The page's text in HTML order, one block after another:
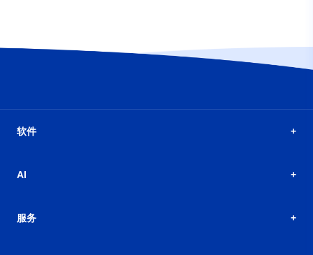
软件
AI
服务